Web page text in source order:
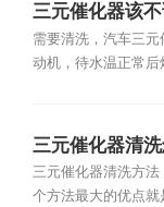
三元催化器该
需要清洗，汽车三
动机，待水温正常后
三元催化器清
三元催化器清洗方
个方法最大的优点就